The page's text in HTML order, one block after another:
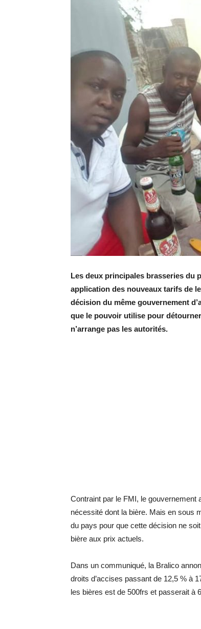
Les deux principales brasseries du
application des nouveaux tarifs de
décision du même gouvernement
que le pouvoir utilise pour
n’arrange pas les autorités.
Contraint par le FMI, le gouvernement
nécessité dont la bière. Mais en sous
du pays pour que cette décision ne
bière aux prix actuels.
Dans un communiqué, la Bralico
droits d’accises passant de 12,5 % à
les bières est de 500frs et passerait à